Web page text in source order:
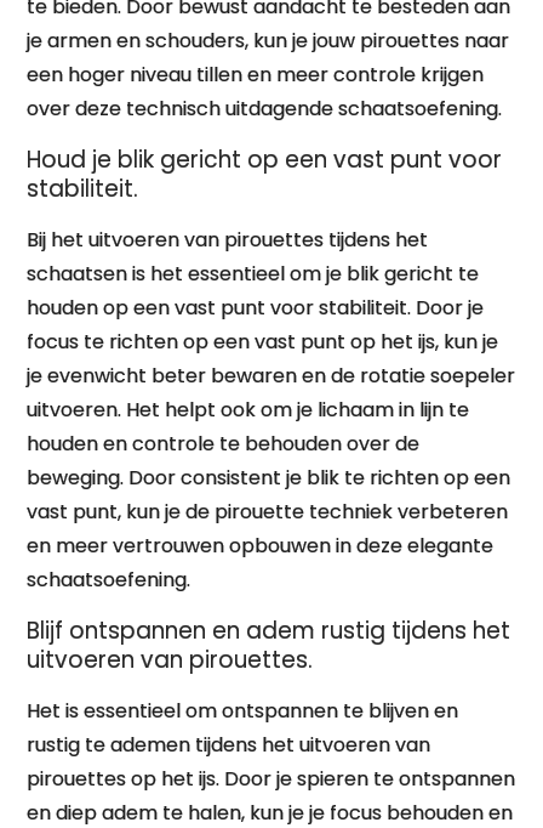
te bieden. Door bewust aandacht te besteden aan
je armen en schouders, kun je jouw pirouettes naar
een hoger niveau tillen en meer controle krijgen
over deze technisch uitdagende schaatsoefening.
Houd je blik gericht op een vast punt voor
stabiliteit.
Bij het uitvoeren van pirouettes tijdens het
schaatsen is het essentieel om je blik gericht te
houden op een vast punt voor stabiliteit. Door je
focus te richten op een vast punt op het ijs, kun je
je evenwicht beter bewaren en de rotatie soepeler
uitvoeren. Het helpt ook om je lichaam in lijn te
houden en controle te behouden over de
beweging. Door consistent je blik te richten op een
vast punt, kun je de pirouette techniek verbeteren
en meer vertrouwen opbouwen in deze elegante
schaatsoefening.
Blijf ontspannen en adem rustig tijdens het
uitvoeren van pirouettes.
Het is essentieel om ontspannen te blijven en
rustig te ademen tijdens het uitvoeren van
pirouettes op het ijs. Door je spieren te ontspannen
en diep adem te halen, kun je je focus behouden en